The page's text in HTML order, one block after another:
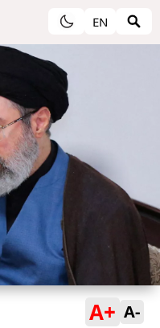
EN
A+ A-